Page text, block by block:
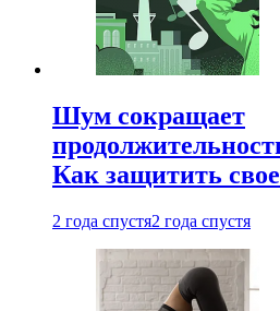
Шум сокращает
Как защитить свое
2 года спустя2 года спустя